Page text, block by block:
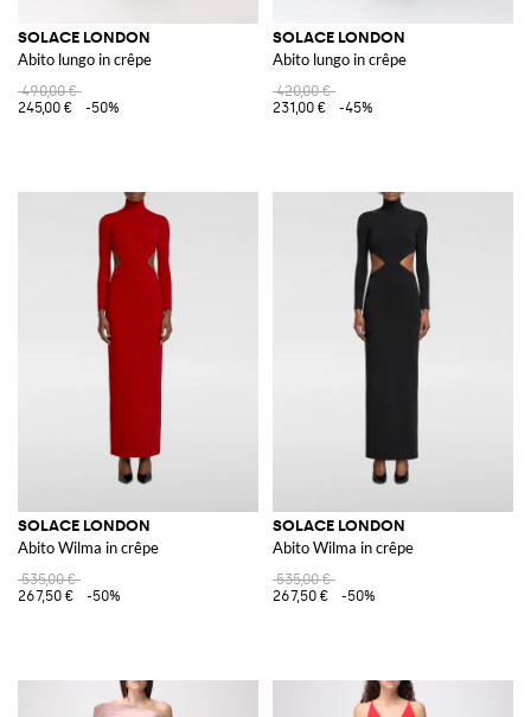
SOLACE LONDON
Abito lungo in crêpe
490,00 €
245,00 €
-50%
SOLACE LONDON
Abito lungo in crêpe
420,00 €
231,00 €
-45%
SOLACE LONDON
Abito Wilma in crêpe
535,00 €
267,50 €
-50%
SOLACE LONDON
Abito Wilma in crêpe
535,00 €
267,50 €
-50%